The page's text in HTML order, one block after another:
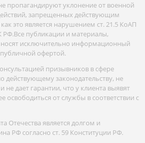
пропагандируют уклонение от военной
запрещенных действующим
это является нарушением ст. 21.5 КоАП
РФ.Все публикации и материалы,
исключительно информационный
офертой.
призывников в сфере
действующему законодательству, не
не дает гарантии, что у клиента выявят
освободиться от службы в соответствии с
Отечества является долгом и
РФ согласно ст. 59 Конституции РФ.